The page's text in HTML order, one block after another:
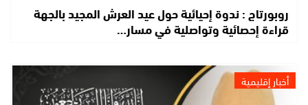
روبورتاج : ندوة إحيائية حول عيد العرش المجيد بالجهة
قراءة إحصائية وتواصلية في مسار…
أخبار إقليمية